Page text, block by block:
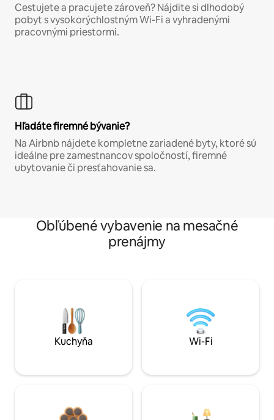
Cestujete a pracujete zároveň? Nájdite si dlhodobý
pobyt s vysokorýchlostným Wi-Fi a vyhradenými
pracovnými priestormi.
Hľadáte firemné bývanie?
Na Airbnb nájdete kompletne zariadené byty, ktoré sú
ideálne pre zamestnancov spoločností, firemné
ubytovanie či presťahovanie sa.
Obľúbené vybavenie na mesačné
prenájmy
Kuchyňa Wi-Fi